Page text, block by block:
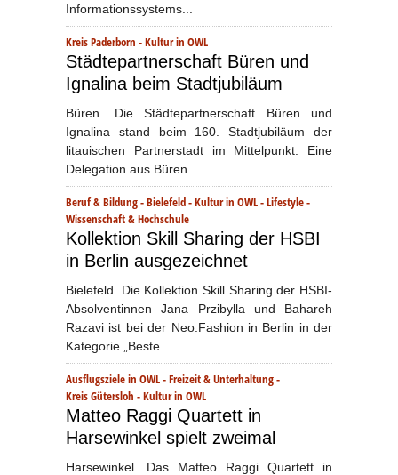
Informationssystems...
Kreis Paderborn -Kultur in OWL
Städtepartnerschaft Büren und
Ignalina beim Stadtjubiläum
Büren. Die Städtepartnerschaft Büren und
Ignalina stand beim 160. Stadtjubiläum der
litauischen Partnerstadt im Mittelpunkt. Eine
Delegation aus Büren...
Beruf & Bildung-Bielefeld-Kultur in OWL-Lifestyle-
Wissenschaft & Hochschule
Kollektion Skill Sharing der HSBI
in Berlin ausgezeichnet
Bielefeld. Die Kollektion Skill Sharing der HSBI-
Absolventinnen Jana Przibylla und Bahareh
Razavi ist bei der Neo.Fashion in Berlin in der
Kategorie „Beste...
Ausflugsziele in OWL-Freizeit & Unterhaltung-
Kreis Gütersloh -Kultur in OWL
Matteo Raggi Quartett in
Harsewinkel spielt zweimal
Harsewinkel. Das Matteo Raggi Quartett in